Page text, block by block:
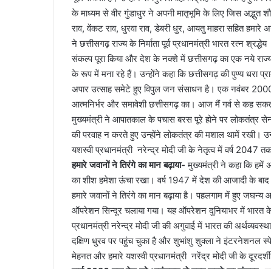
के माध्यम से वीर गुंडाधुर ने अपनी मातृभूमि के लिए जिस अद्भुत
राव, वेंकट राव, धुरवा राव, डेबरी धुर, आयतु माहरा सहित
ने छत्तीसगढ़ राज्य के निर्माता पूर्व प्रधानमंत्री भारत रत्न
संकल्प पूरा किया और देश के नक्शे में छत्तीसगढ़ का एक नये
के रूप में मना रहे हैं। उन्होंने कहा कि छत्तीसगढ़ की पुण्य धरा
अपार उत्साह समेटे हुए विपुल जन संसाधन है। एक नवंबर
आत्मनिर्भर और समावेशी छत्तीसगढ़ का। आज मैं गर्व से कह
मुख्यमंत्री ने आपातकाल के पचास बरस पूरे होने पर लोकतंत्र
की परवाह न करते हुए उन्होंने लोकतंत्र की मशाल थामें रखी।
यशस्वी प्रधानमंत्री नरेन्द्र मोदी जी के नेतृत्व में वर्ष 2047
हमारे जवानों ने तिरंगे का मान बढ़ाया-मुख्यमंत्री ने कहा कि हमें
का शीश हमेशा ऊंचा रखा। वर्ष 1947 में देश की आजादी के
हमारे जवानों ने तिरंगे का मान बढ़ाया है। पहलगाम में हुए
ऑपरेशन सिन्दूर चलाया गया। यह ऑपरेशन दुनियाभर में भारत
प्रधानमंत्री नरेन्द्र मोदी जी की अगुवाई में भारत की
दक्षिण धु्रव पर पहुंच चुका है और शुभांशु शुक्ला ने इंटरनेशनल
मेहनत और हमारे यशस्वी प्रधानमंत्री नरेंद्र मोदी जी के